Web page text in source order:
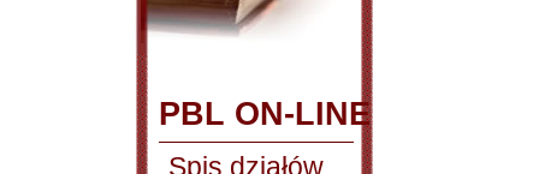
PBL ON-LINE
Spis działów